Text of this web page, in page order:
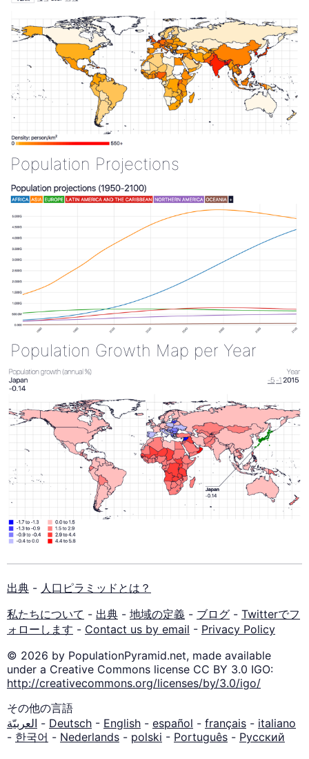
Population Projections
Population Growth Map per Year
出典 - 人口ピラミッドとは？
私たちについて - 出典 - 地域の定義 - ブログ - Twitterでフ
ォローします - Contact us by email - Privacy Policy
© 2026 by PopulationPyramid.net, made available
under a Creative Commons license CC BY 3.0 IGO:
http://creativecommons.org/licenses/by/3.0/igo/
その他の言語
العربيّة - Deutsch - English - español - français - italiano
- 한국어 - Nederlands - polski - Português - Русский